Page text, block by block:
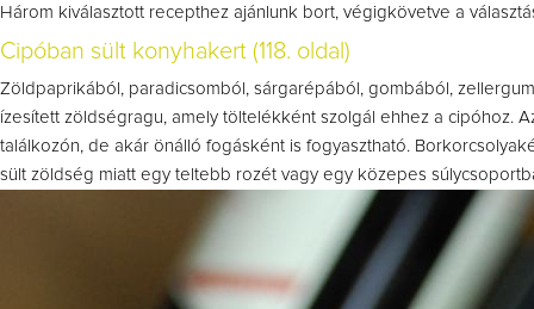
Három kiválasztott recepthez ajánlunk bort, végigkövetve a
Cipóban sült konyhakert (118. oldal)
Zöldpaprikából, paradicsomból, sárgarépából, gombából,
ízesített zöldségragu, amely töltelékként szolgál ehhez a cipóhoz.
találkozón, de akár önálló fogásként is fogyasztható.
sült zöldség miatt egy teltebb rozét vagy egy közepes